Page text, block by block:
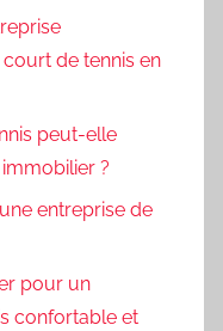
de tennis en
peut-elle
?
entreprise de
pour un
confortable et